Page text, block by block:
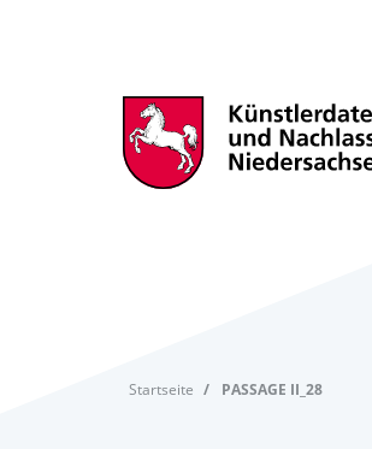
Startseite PASSAGE II_28